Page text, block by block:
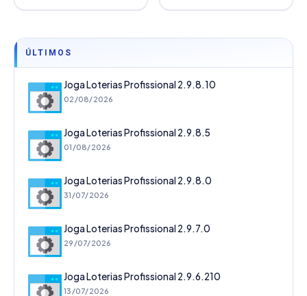
ÚLTIMOS
Joga Loterias Profissional 2.9.8.10
02/08/2026
Joga Loterias Profissional 2.9.8.5
01/08/2026
Joga Loterias Profissional 2.9.8.0
31/07/2026
Joga Loterias Profissional 2.9.7.0
29/07/2026
Joga Loterias Profissional 2.9.6.210
13/07/2026